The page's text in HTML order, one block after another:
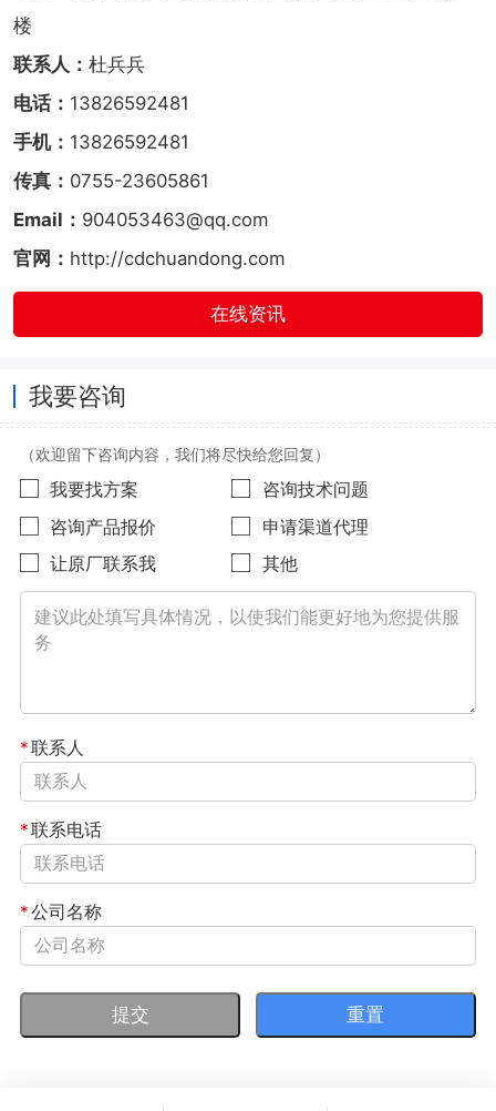
楼
联系人： 杜兵兵
电话： 13826592481
手机： 13826592481
传真： 0755-23605861
Email： 904053463@qq.com
官网： http://cdchuandong.com
在线资讯
我要咨询
（欢迎留下咨询内容，我们将尽快给您回复）
我要找方案
咨询技术问题
咨询产品报价
申请渠道代理
让原厂联系我
其他
*联系人
*联系电话
*公司名称